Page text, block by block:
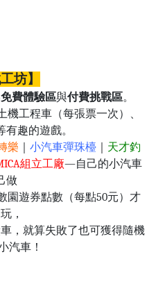
坊】
免費體驗區與付費挑戰區。
機工程車（每張票一次）、
趣的遊戲。
樂 小汽車彈珠檯
天才釣
組立工廠—自己的小汽車
做
園遊券點數（每點50元）才
，
，就算失敗了也可獲得隨機
汽車！